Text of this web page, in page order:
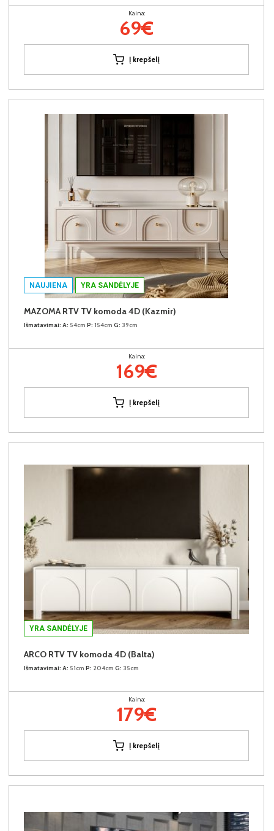
Kaina:
69€
Į krepšelį
NAUJIENA YRA SANDĖLYJE
MAZOMA RTV TV komoda 4D (Kazmir)
Išmatavimai: A: 54cm P: 154cm G: 39cm
Kaina:
169€
Į krepšelį
YRA SANDĖLYJE
ARCO RTV TV komoda 4D (Balta)
Išmatavimai: A: 51cm P: 204cm G: 35cm
Kaina:
179€
Į krepšelį